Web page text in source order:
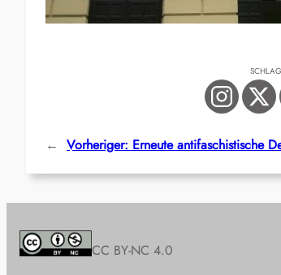
← Vorheriger: Erneute antifaschistische
CC BY-NC 4.0